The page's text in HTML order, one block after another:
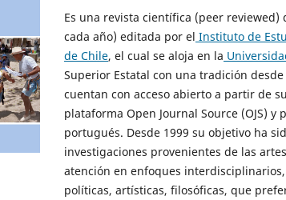
Es una revista científica (peer
cada año) editada por el Instituto de
de Chile, el cual se aloja en la
Superior Estatal con una tradición
cuentan con acceso abierto a partir de
plataforma Open Journal Source (OJS)
portugués. Desde 1999 su objetivo ha
investigaciones provenientes de las
atención en enfoques
políticas, artísticas, filosóficas, que